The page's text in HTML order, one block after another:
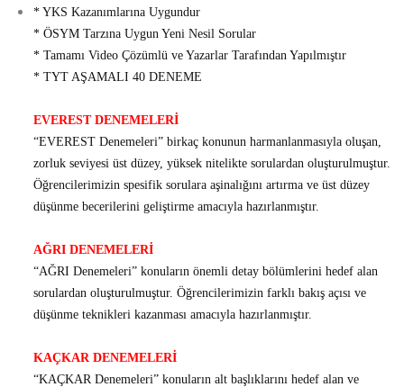
* YKS Kazanımlarına Uygundur
* ÖSYM Tarzına Uygun Yeni Nesil Sorular
* Tamamı Video Çözümlü ve Yazarlar Tarafından Yapılmıştır
* TYT AŞAMALI 40 DENEME
EVEREST DENEMELERİ
“EVEREST Denemeleri” birkaç konunun harmanlanmasıyla oluşan,
zorluk seviyesi üst düzey, yüksek nitelikte sorulardan oluşturulmuştur.
Öğrencilerimizin spesifik sorulara aşinalığını artırma ve üst düzey
düşünme becerilerini geliştirme amacıyla hazırlanmıştır.
AĞRI DENEMELERİ
“AĞRI Denemeleri” konuların önemli detay bölümlerini hedef alan
sorulardan oluşturulmuştur. Öğrencilerimizin farklı bakış açısı ve
düşünme teknikleri kazanması amacıyla hazırlanmıştır.
KAÇKAR DENEMELERİ
“KAÇKAR Denemeleri” konuların alt başlıklarını hedef alan ve